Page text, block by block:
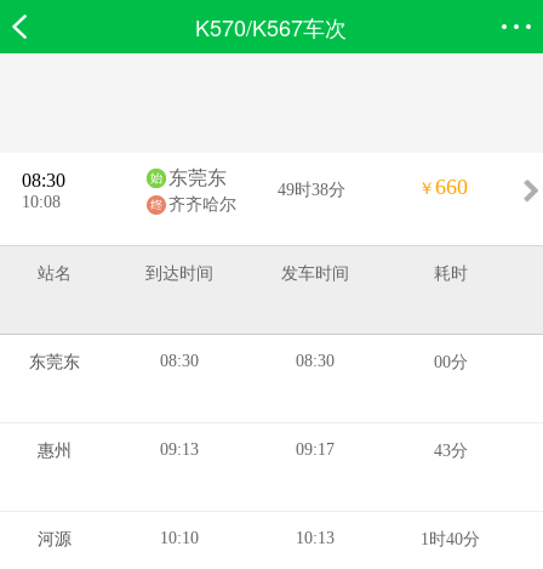
K570/K567车次
08:30
10:08
东莞东
齐齐哈尔
49时38分 ￥ 660
站名 到达时间 发车时间 耗时
东莞东 08:30 08:30 00分
惠州 09:13 09:17 43分
河源 10:10 10:13 1时40分